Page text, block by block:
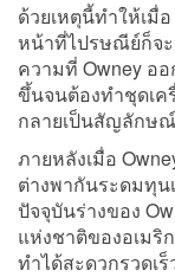
ด้วยเหตุนี้ทำให้เมื่
หน้าที่ไปรษณีย์ก็จ
ความที่ Owney อ
ขึ้นจนต้องทำชุดเค
กลายเป็นสัญลักษ
ภายหลังเมื่อ
ต่างพากันระดมทุน
ปัจจุบันร่างของ
แห่งชาติของอเมริ
ทำได้สะดวกรวดเ